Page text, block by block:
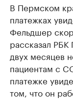
В Пермском
платежках
Фельдшер
рассказал
двух месяцев
пациентам с
платежке
том, что он